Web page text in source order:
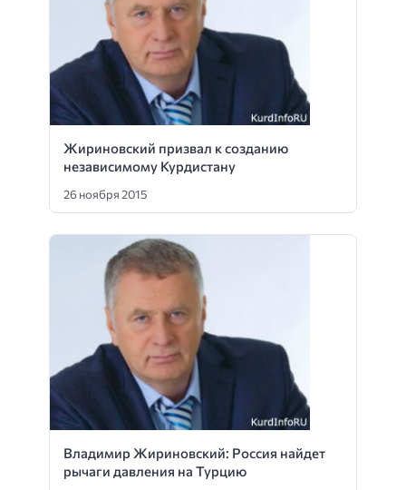
Жириновский призвал к созданию
независимому Курдистану
26 ноября 2015
Владимир Жириновский: Россия найдет
рычаги давления на Турцию